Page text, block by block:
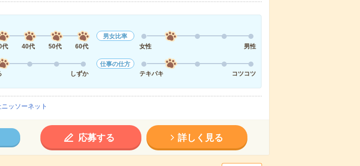
代 40代 50代 60代
男女比率
女性
男性
しずか
仕事の仕方
テキパキ
コツコツ
ッソーネット
応募する 詳しく見る